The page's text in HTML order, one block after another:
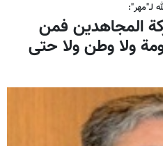
لـ"مهر":
المجاهدين فمن
ولا وطن ولا حتى